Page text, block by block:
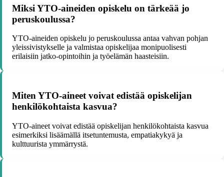
Miksi YTO-aineiden opiskelu on tärkeää jo
peruskoulussa?
YTO-aineiden opiskelu jo peruskoulussa antaa vahvan pohjan
yleissivistykselle ja valmistaa opiskelijaa monipuolisesti
erilaisiin jatko-opintoihin ja työelämän haasteisiin.
Miten YTO-aineet voivat edistää opiskelijan
henkilökohtaista kasvua?
YTO-aineet voivat edistää opiskelijan henkilökohtaista kasvua
esimerkiksi lisäämällä itsetuntemusta, empatiakykyä ja
kulttuurista ymmärrystä.